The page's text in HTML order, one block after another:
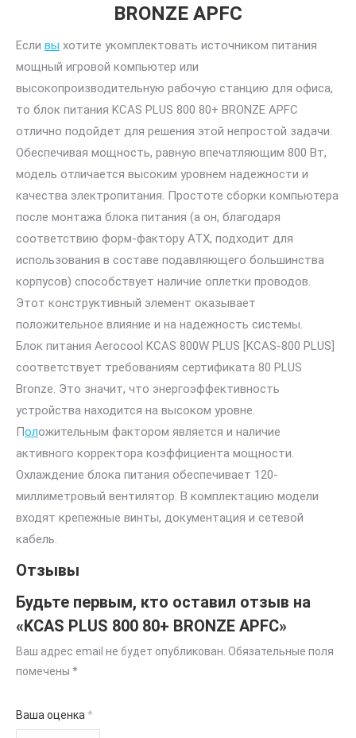
BRONZE APFC
Если вы хотите укомплектовать источником питания
мощный игровой компьютер или
высокопроизводительную рабочую станцию для офиса,
то блок питания KCAS PLUS 800 80+ BRONZE APFC
отлично подойдет для решения этой непростой задачи.
Обеспечивая мощность, равную впечатляющим 800 Вт,
модель отличается высоким уровнем надежности и
качества электропитания. Простоте сборки компьютера
после монтажа блока питания (а он, благодаря
соответствию форм-фактору ATX, подходит для
использования в составе подавляющего большинства
корпусов) способствует наличие оплетки проводов.
Этот конструктивный элемент оказывает
положительное влияние и на надежность системы.
Блок питания Aerocool KCAS 800W PLUS [KCAS-800 PLUS]
соответствует требованиям сертификата 80 PLUS
Bronze. Это значит, что энергоэффективность
устройства находится на высоком уровне.
Положительным фактором является и наличие
активного корректора коэффициента мощности.
Охлаждение блока питания обеспечивает 120-
миллиметровый вентилятор. В комплектацию модели
входят крепежные винты, документация и сетевой
кабель.
Отзывы
Будьте первым, кто оставил отзыв на
«KCAS PLUS 800 80+ BRONZE APFC»
Ваш адрес email не будет опубликован. Обязательные поля
помечены *
Ваша оценка *